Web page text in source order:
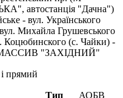
автостанція "Дачна")
- вул. Українського
Михайла Грушевського
Коцюбинского (с. Чайки) -
"ЗАХІДНИЙ"
прямий
Тип АОБВ